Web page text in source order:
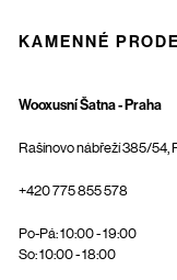
KAMENNÉ
Wooxusní Šatna - Praha
Rašínovo nábřeží 385/54,
+420 775 855 578
Po-Pá: 10:00 - 19:00
So: 10:00 - 18:00